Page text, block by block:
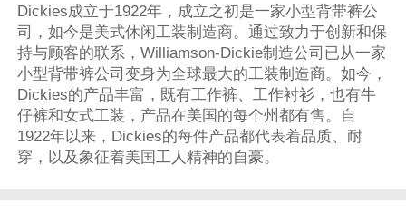
Dickies成立于1922年，成立之初是一家小型背带裤公
司，如今是美式休闲工装制造商。通过致力于创新和保
持与顾客的联系，Williamson-Dickie制造公司已从一家
小型背带裤公司变身为全球最大的工装制造商。如今，
Dickies的产品丰富，既有工作裤、工作衬衫，也有牛
仔裤和女式工装，产品在美国的每个州都有售。自
1922年以来，Dickies的每件产品都代表着品质、耐
穿，以及象征着美国工人精神的自豪。